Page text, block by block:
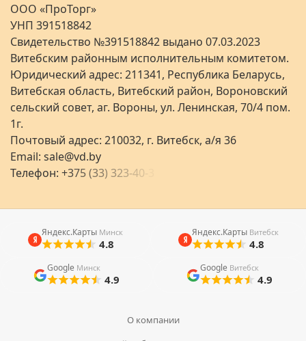
ООО «ПроТорг»
УНП 391518842
Свидетельство №391518842 выдано 07.03.2023
Витебским районным исполнительным комитетом.
Юридический адрес: 211341, Республика Беларусь,
Витебская область, Витебский район, Вороновский
сельский совет, аг. Вороны, ул. Ленинская, 70/4 пом.
1г.
Почтовый адрес: 210032, г. Витебск, а/я 36
Email:sale@vd.by
Телефон:+375(33) 323-40-
Яндекс.Карты Минск
4.8
Яндекс.Карты Витебск
4.8
Google Минск
4.9
Google Витебск
4.9
О компании